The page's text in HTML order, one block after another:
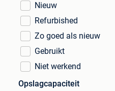
Nieuw
Refurbished
Zo goed als nieuw
Gebruikt
Niet werkend
Opslagcapaciteit